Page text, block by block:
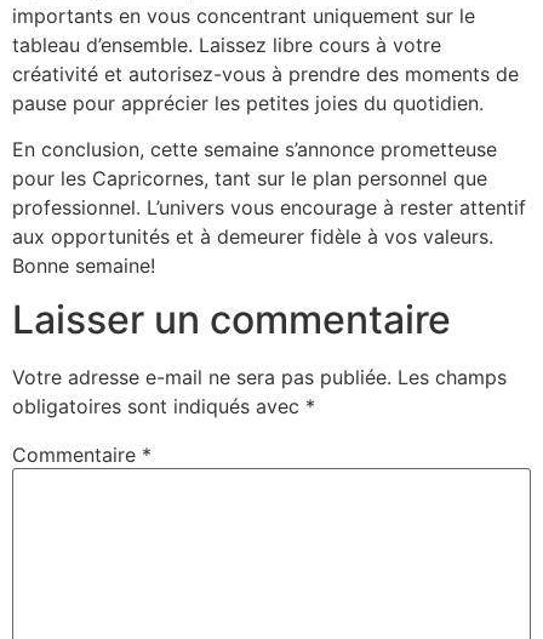
importants en vous concentrant uniquement sur le
tableau d’ensemble. Laissez libre cours à votre
créativité et autorisez-vous à prendre des moments de
pause pour apprécier les petites joies du quotidien.
En conclusion, cette semaine s’annonce prometteuse
pour les Capricornes, tant sur le plan personnel que
professionnel. L’univers vous encourage à rester attentif
aux opportunités et à demeurer fidèle à vos valeurs.
Bonne semaine!
Laisser un commentaire
Votre adresse e-mail ne sera pas publiée. Les champs
obligatoires sont indiqués avec *
Commentaire *